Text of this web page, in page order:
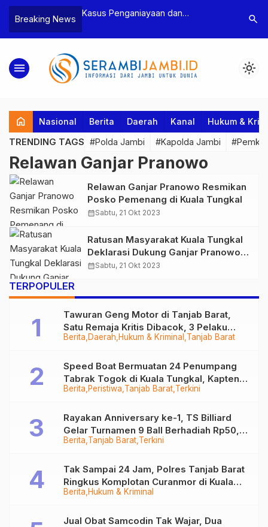
Breaking News
Bea Cukai
Pelaku beserta
dan 146 Gram
Kasus Penganiayaan dan
Tebo Tetapkan Dua Tersangka
Polres
Dua
search
menu light_mode
home Nasional Berita Daerah Kanal Hukum &
TRENDING TAGS #Polda Jambi #Kapolda Jambi
Relawan Ganjar Pranowo
Relawan Ganjar Pranowo Resmikan
Posko Pemenang di Kuala Tungkal
calendar_monthSabtu, 21 Okt 2023
Ratusan Masyarakat Kuala Tungkal
Deklarasi Dukung Ganjar Pranowo
Presiden 2024
calendar_monthSabtu, 21 Okt 2023
TERPOPULER
Berita Daerah Hukum & Kriminal Tanjab Barat
Tawuran Geng Motor di Tanjab Barat,
Satu Remaja Kritis Dibacok, 3 Pelaku
Ditangkap
Berita Peristiwa Tanjab Barat Terkini
Speed Boat Bermuatan 24 Penumpang
Tabrak Togok di Kuala Tungkal, Kapten
Sempat Hilang
Berita Tanjab Barat Terkini
Rayakan Anniversary ke-1, TS Billiard
Gelar Turnamen 9 Ball Berhadiah Rp50,8
Juta
Berita Hukum & Kriminal
Tak Sampai 24 Jam, Polres Tanjab Barat
Ringkus Komplotan Curanmor di Kuala
Tungkal
Jual Obat Samcodin Tak Wajar, Dua